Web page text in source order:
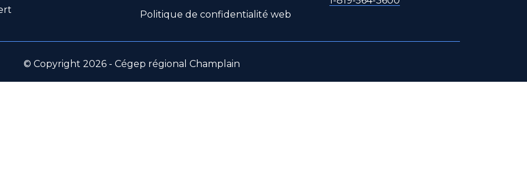
Politique de confidentialité web
© Copyright 2026 - Cégep régional Champlain